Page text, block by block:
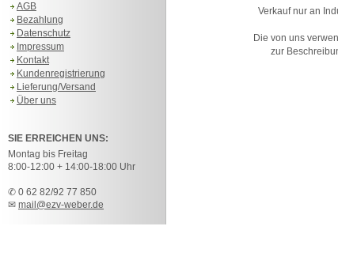
AGB
Bezahlung
Datenschutz
Impressum
Kontakt
Kundenregistrierung
Lieferung/Versand
Über uns
SIE ERREICHEN UNS:
Montag bis Freitag
8:00-12:00 + 14:00-18:00 Uhr
✆ 0 62 82/92 77 850
✉ mail@ezv-weber.de
Verkauf nur an
Die von uns
zur